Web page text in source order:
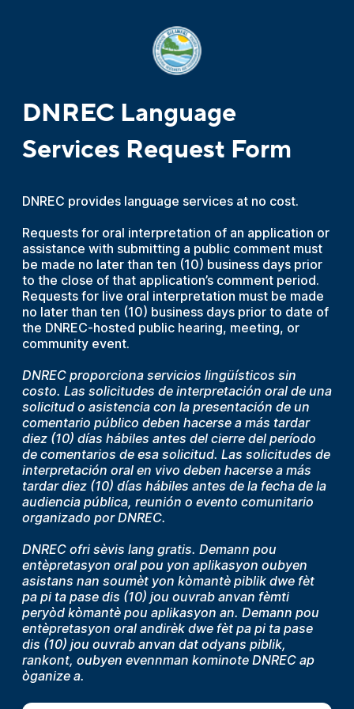
DNREC Language
Services Request Form
DNREC provides language services at no cost.
Requests for oral interpretation of an application or
assistance with submitting a public comment must
be made no later than ten (10) business days prior
to the close of that application’s comment period.
Requests for live oral interpretation must be made
no later than ten (10) business days prior to date of
the DNREC-hosted public hearing, meeting, or
community event.
DNREC proporciona servicios lingüísticos sin
costo. Las solicitudes de interpretación oral de una
solicitud o asistencia con la presentación de un
comentario público deben hacerse a más tardar
diez (10) días hábiles antes del cierre del período
de comentarios de esa solicitud. Las solicitudes de
interpretación oral en vivo deben hacerse a más
tardar diez (10) días hábiles antes de la fecha de la
audiencia pública, reunión o evento comunitario
organizado por DNREC.
DNREC ofri sèvis lang gratis. Demann pou
entèpretasyon oral pou yon aplikasyon oubyen
asistans nan soumèt yon kòmantè piblik dwe fèt
pa pi ta pase dis (10) jou ouvrab anvan fèmti
peryòd kòmantè pou aplikasyon an. Demann pou
entèpretasyon oral andirèk dwe fèt pa pi ta pase
dis (10) jou ouvrab anvan dat odyans piblik,
rankont, oubyen evennman kominote DNREC ap
òganize a.